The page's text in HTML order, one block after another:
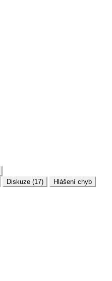
Diskuze (17) Hlášení chyb